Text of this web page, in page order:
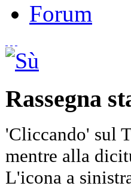
Forum
Rassegna
'Cliccando' sul
mentre alla
L'icona a